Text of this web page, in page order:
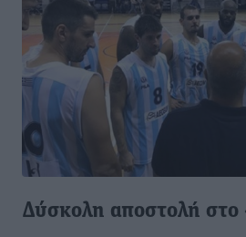
Δύσκολη αποστολή στο